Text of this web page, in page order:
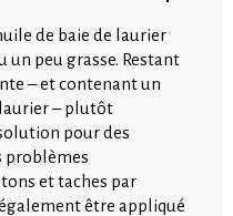
de baie de laurier
un peu grasse. Restant
– et contenant un
laurier – plutôt
pour des
problèmes
et taches par
être appliqué